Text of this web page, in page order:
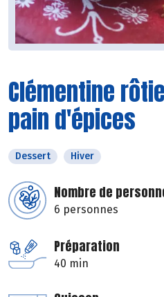
Clémentine
pain d'épices
Dessert Hiver
Nombre de
6 personnes
Préparation
40 min